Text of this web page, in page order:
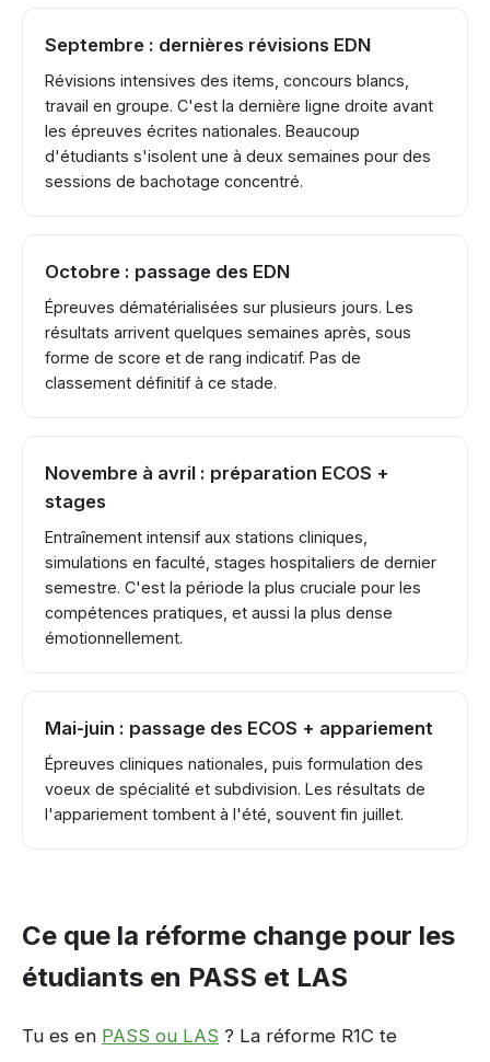
Septembre : dernières révisions EDN
Révisions intensives des items, concours blancs,
travail en groupe. C'est la dernière ligne droite avant
les épreuves écrites nationales. Beaucoup
d'étudiants s'isolent une à deux semaines pour des
sessions de bachotage concentré.
Octobre : passage des EDN
Épreuves dématérialisées sur plusieurs jours. Les
résultats arrivent quelques semaines après, sous
forme de score et de rang indicatif. Pas de
classement définitif à ce stade.
Novembre à avril : préparation ECOS +
stages
Entraînement intensif aux stations cliniques,
simulations en faculté, stages hospitaliers de dernier
semestre. C'est la période la plus cruciale pour les
compétences pratiques, et aussi la plus dense
émotionnellement.
Mai-juin : passage des ECOS + appariement
Épreuves cliniques nationales, puis formulation des
voeux de spécialité et subdivision. Les résultats de
l'appariement tombent à l'été, souvent fin juillet.
Ce que la réforme change pour les
étudiants en PASS et LAS
Tu es en PASS ou LAS ? La réforme R1C te